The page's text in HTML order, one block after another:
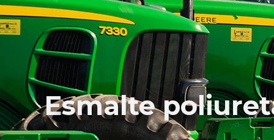
esmalte